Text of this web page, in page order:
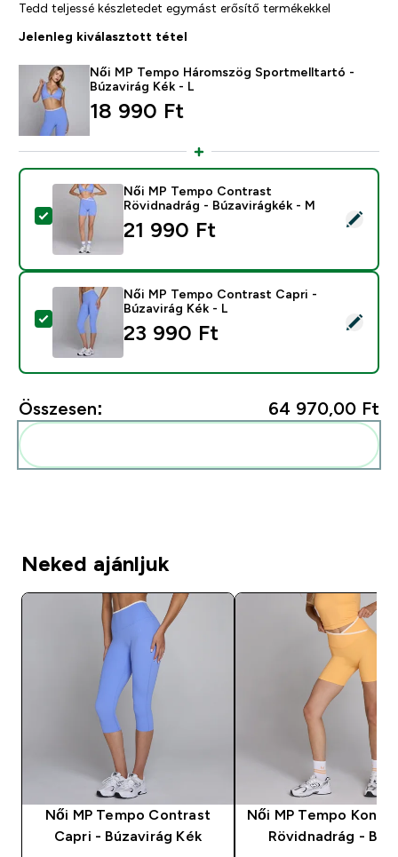
Tedd teljessé készletedet egymást erősítő termékekkel
Jelenleg kiválasztott tétel
Női MP Tempo Háromszög Sportmelltartó -
Búzavirág Kék - L
18 990 Ft‎
Termék kiválasztása - Női MP Tempo Contrast
Női MP Tempo Contrast
Rövidnadrág - Búzavirágkék - M
21 990 Ft‎
Termék kiválasztása - Női MP Tempo Contrast Capri -
Női MP Tempo Contrast Capri -
Búzavirág Kék - L
23 990 Ft‎
Összesen: 64 970,00 Ft‎
Neked ajánljuk
Női MP Tempo Contrast
Capri - Búzavirág Kék
Női MP Tempo
Rövidnadrág -